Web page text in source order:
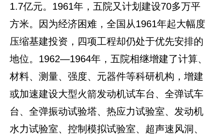
1.7亿元。1961年，五院又计划建设70多万平
方米。因为经济困难，全国从1961年起大幅度
压缩基建投资，四项工程却仍处于优先安排的
地位。1962—1964年，五院相继增建了计算、
材料、测量、强度、元器件等科研机构，增建
或加速建设大型火箭发动机试车台、全弹试车
台、全弹振动试验塔、热应力试验室、发动机
水力试验室、控制模拟试验室、超声速风洞、